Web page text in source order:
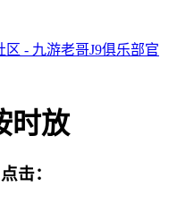
- 九游老哥J9俱乐部官
时放
点击：